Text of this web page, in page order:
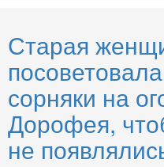
Старая
сорняки на
Дорофея,
не